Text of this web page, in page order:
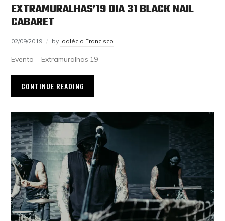
EXTRAMURALHAS’19 DIA 31 BLACK NAIL
CABARET
02/09/2019 by Idalécio Francisco
Evento – Extramuralhas’19
CONTINUE READING